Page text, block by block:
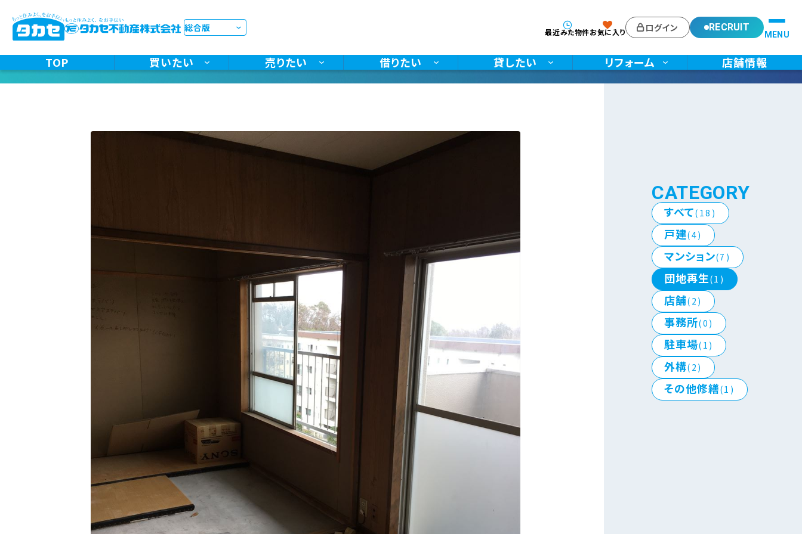
最近みた物件お気に入り ログイン RECRUIT
TOP 買いたい 売りたい 借りたい 貸したい リフォーム 店舗情報
施工事例
CATEGORY
すべて(18)
戸建(4)
マンション(7)
団地再生(1)
店舗(2)
事務所(0)
駐車場(1)
外構(2)
その他修繕(1)
エリアからさがす からさがす